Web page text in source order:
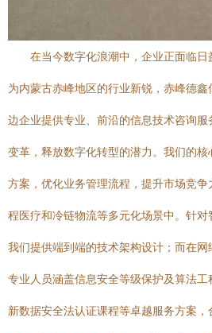
在当今数字化浪潮中，企业正面临
为内蒙古赤峰地区的行业新锐，赤峰德
边企业提供专业、前沿的信息技术咨询
变革，释放数字化转型的潜力。我们的
方案，优化业务管理流程，提升市场竞
程医疗和冷链物流等多元化场景中。针对
我们提供端到端的技术架构设计；而在
专业人员涵盖信息安全等级保护及算法
新数据安全法认证课程等卓越服务方案